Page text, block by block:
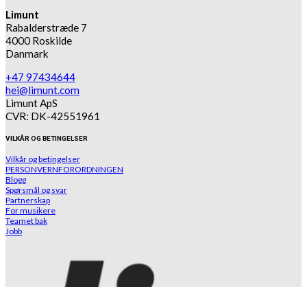
Limunt
Rabalderstræde 7
4000 Roskilde
Danmark
+47 97434644
hei@limunt.com
Limunt ApS
CVR: DK-42551961
VILKÅR OG BETINGELSER
Vilkår og betingelser
PERSONVERNFORORDNINGEN
Blogg
Spørsmål og svar
Partnerskap
For musikere
Teamet bak
Jobb